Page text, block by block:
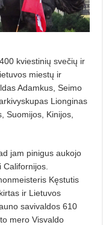
kviestinių svečių ir
miestų ir
Adamkus, Seimo
Lionginas
Suomijos, Kinijos,
jam pinigus aukojo
Kęstutis
ir Lietuvos
savivaldos 610
mero Visvaldo